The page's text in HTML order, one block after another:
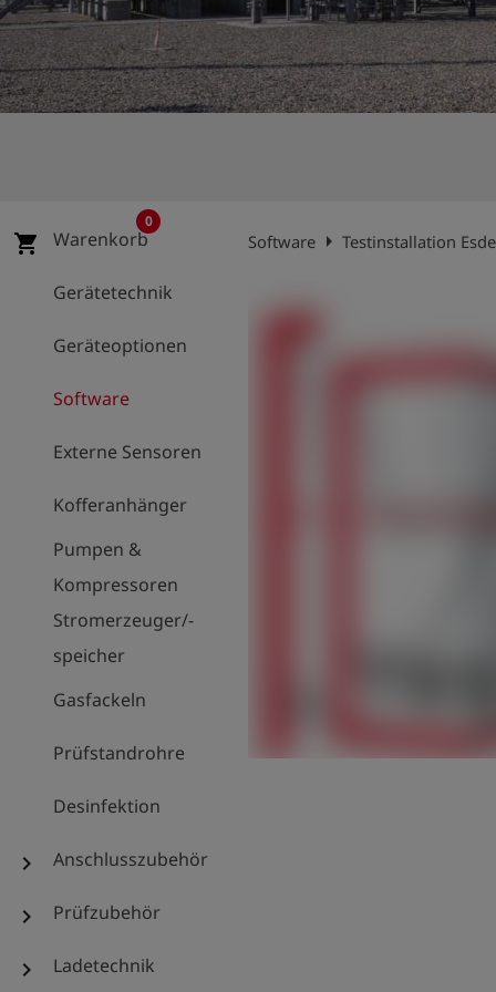
account_circle Anmelden
shieldRegistrierung
shopping_cart Warenkorb
0
Gerätetechnik
Geräteoptionen
Software
Externe Sensoren
Kofferanhänger
Pumpen &
Kompressoren
Stromerzeuger/-
speicher
Gasfackeln
Prüfstandrohre
Desinfektion
chevron_right Anschlusszubehör
chevron_right Prüfzubehör
chevron_right Ladetechnik
Software arrow_right Testinstallation